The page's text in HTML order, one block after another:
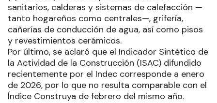
sanitarios, calderas y sistemas de calefacción —
tanto hogareños como centrales—, grifería,
cañerías de conducción de agua, así como pisos
y revestimientos cerámicos.
Por último, se aclaró que el Indicador Sintético de
la Actividad de la Construcción (ISAC) difundido
recientemente por el Indec corresponde a enero
de 2026, por lo que no resulta comparable con el
Índice Construya de febrero del mismo año.